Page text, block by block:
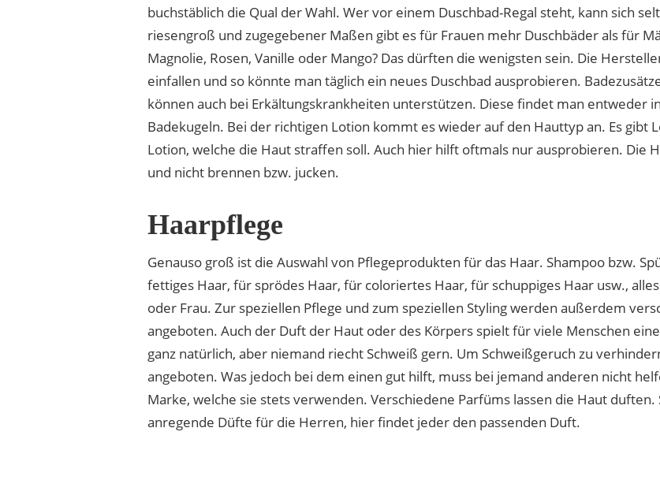
buchstäblich die Qual der Wahl. Wer vor einem Duschbad-Regal steht, kann sich
riesengroß und zugegebener Maßen gibt es für Frauen mehr Duschbäder als für
Magnolie, Rosen, Vanille oder Mango? Das dürften die wenigsten sein. Die
einfallen und so könnte man täglich ein neues Duschbad ausprobieren.
können auch bei Erkältungskrankheiten unterstützen. Diese findet man entweder
Badekugeln. Bei der richtigen Lotion kommt es wieder auf den Hauttyp an. Es
Lotion, welche die Haut straffen soll. Auch hier hilft oftmals nur ausprobieren. Die
und nicht brennen bzw. jucken.
Haarpflege
Genauso groß ist die Auswahl von Pflegeprodukten für das Haar. Shampoo bzw.
fettiges Haar, für sprödes Haar, für coloriertes Haar, für schuppiges Haar usw.,
oder Frau. Zur speziellen Pflege und zum speziellen Styling werden außerdem
angeboten. Auch der Duft der Haut oder des Körpers spielt für viele Menschen
ganz natürlich, aber niemand riecht Schweiß gern. Um Schweißgeruch zu
angeboten. Was jedoch bei dem einen gut hilft, muss bei jemand anderen nicht
Marke, welche sie stets verwenden. Verschiedene Parfüms lassen die Haut
anregende Düfte für die Herren, hier findet jeder den passenden Duft.